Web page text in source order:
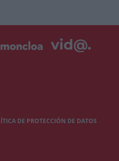
DE PROTECCIÓN DE DATOS